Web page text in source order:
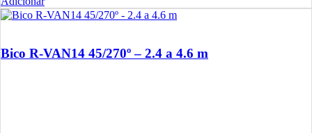
Bico R-VAN14 45/270º – 2.4 a 4.6 m